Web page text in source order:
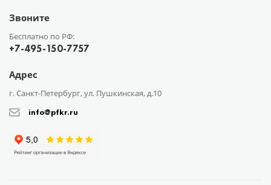
Звоните
Бесплатно по РФ:
+7-495-150-7757
Адрес
г. Санкт-Петербург, ул. Пушкинская, д.10
info@pfkr.ru